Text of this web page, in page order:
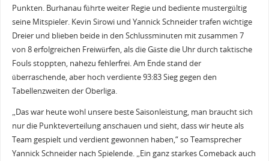
Punkten. Burhanau führte weiter Regie und bediente mustergültig
seine Mitspieler. Kevin Sirowi und Yannick Schneider trafen wichtige
Dreier und blieben beide in den Schlussminuten mit zusammen 7
von 8 erfolgreichen Freiwürfen, als die Gäste die Uhr durch taktische
Fouls stoppten, nahezu fehlerfrei. Am Ende stand der
überraschende, aber hoch verdiente 93:83 Sieg gegen den
Tabellenzweiten der Oberliga.
„Das war heute wohl unsere beste Saisonleistung, man braucht sich
nur die Punkteverteilung anschauen und sieht, dass wir heute als
Team gespielt und verdient gewonnen haben,“ so Teamsprecher
Yannick Schneider nach Spielende. „Ein ganz starkes Comeback auch